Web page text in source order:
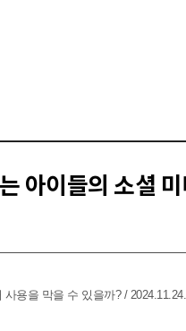
아이들의 소셜
사용을 막을 수 있을까? /